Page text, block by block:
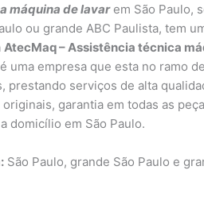
máquina de lavarem São Paulo,
ou grande ABC Paulista, tem
AtecMaq – Assistência técnica
é uma empresa que esta no ramo
prestando serviços de alta
garantia em todas as
domicílio em São Paulo.
São Paulo, grande São Paulo e